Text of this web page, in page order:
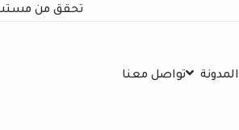
تحقق من
المدونة تواصل معنا